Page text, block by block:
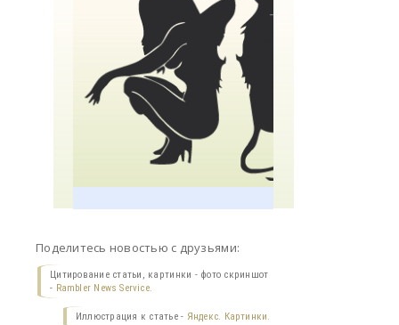
Поделитесь новостью с друзьями:
Цитирование статьи, картинки - фото скриншот
- Rambler News Service.
Иллюстрация к статье - Яндекс. Картинки.